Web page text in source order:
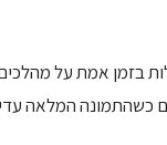
בזמן אמת על
המלאה